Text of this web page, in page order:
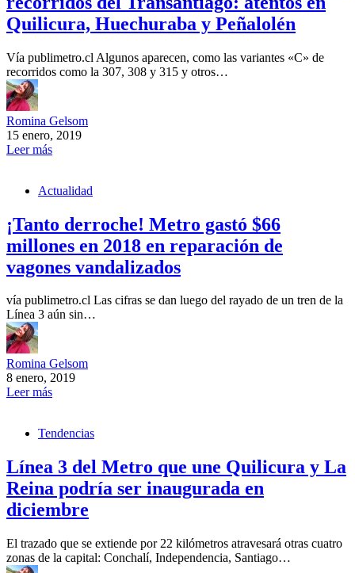
Quilicura, Huechuraba y Peñalolén
Vía publimetro.cl Algunos aparecen, como las variantes «C» de
recorridos como la 307, 308 y 315 y otros…
Romina Gelsom
15 enero, 2019
Leer más
Actualidad
¡Tanto derroche! Metro gastó $66
millones en 2018 en reparación de
vagones vandalizados
vía publimetro.cl Las cifras se dan luego del rayado de un tren de la
Línea 3 aún sin…
Romina Gelsom
8 enero, 2019
Leer más
Tendencias
Línea 3 del Metro que une Quilicura y La
Reina podría ser inaugurada en
diciembre
El trazado que se extiende por 22 kilómetros atravesará otras cuatro
zonas de la capital: Conchalí, Independencia, Santiago…